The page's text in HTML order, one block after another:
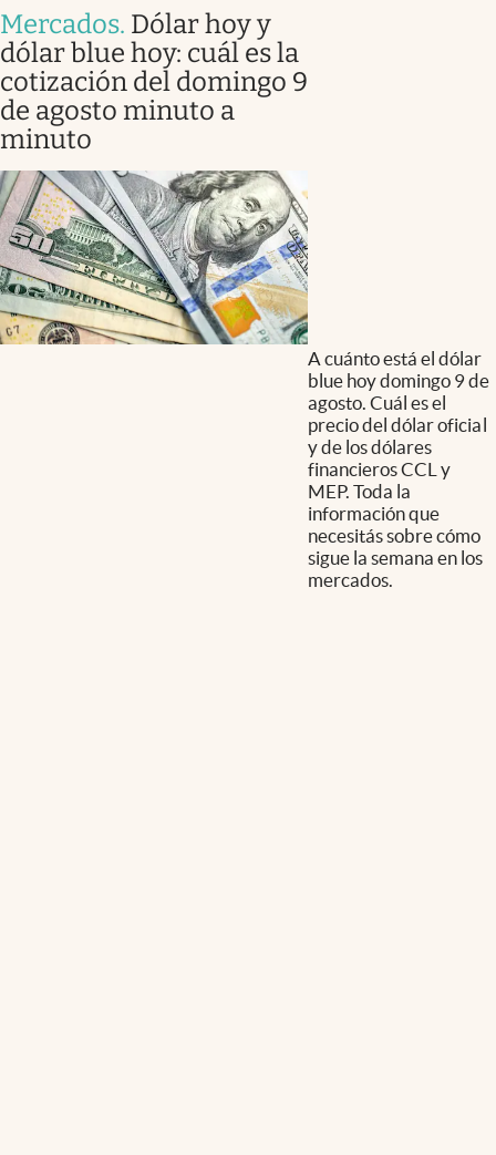
Mercados. Dólar hoy y
dólar blue hoy: cuál es la
cotización del domingo 9
de agosto minuto a
minuto
A cuánto está el dólar
blue hoy domingo 9 de
agosto. Cuál es el
precio del dólar oficial
y de los dólares
financieros CCL y
MEP. Toda la
información que
necesitás sobre cómo
sigue la semana en los
mercados.